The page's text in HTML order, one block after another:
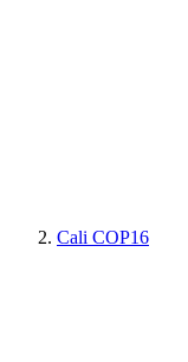
Cali COP16